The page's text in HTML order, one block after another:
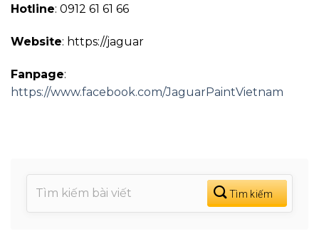
Hotline: 0912 61 61 66
Website: https://jaguar
Fanpage:
https://www.facebook.com/JaguarPaintVietnam